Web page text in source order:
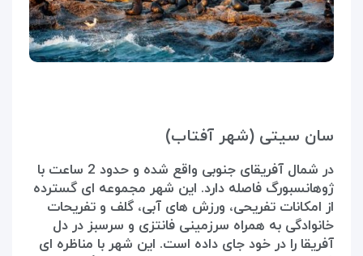
سان سیتی (شهر آفتاب)
در شمال آفریقای جنوبی واقع شده و حدود 2 ساعت با
ژوهانسبورگ فاصله دارد. این شهر مجموعه ای گسترده
از امکانات تفریحی، ورزش های آبی، گلف و تفریحات
خانوادگی به همراه سرزمینی فانتزی و سرسبز در دل
آفریقا را در خود جای داده است. این شهر با مناظره ای